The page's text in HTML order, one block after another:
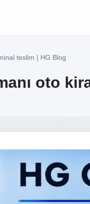
teslim | HG Blog
oto